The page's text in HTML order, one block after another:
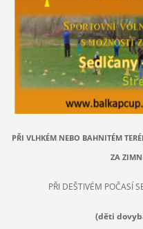
PŘI VLHKÉM NEBO BAHNITÉM
ZA
PŘI DEŠTIVÉM POČASÍ
(děti